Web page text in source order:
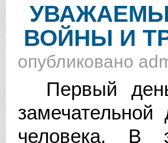
ВОЙНЫ И
опубликовано
Первый день
человека. В